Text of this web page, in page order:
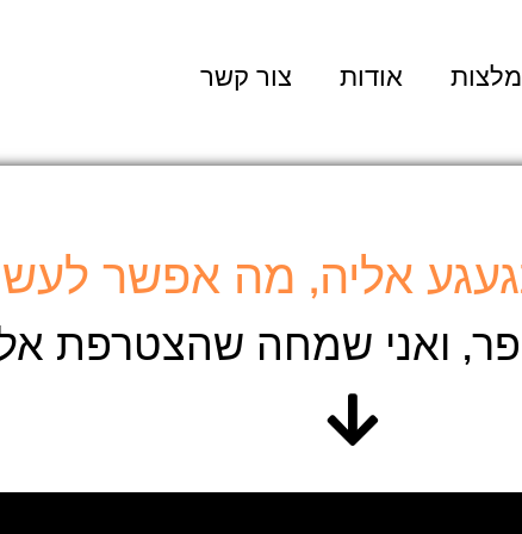
אודות צור קשר
אליה, מה אפשר
ואני שמחה שהצטרפת